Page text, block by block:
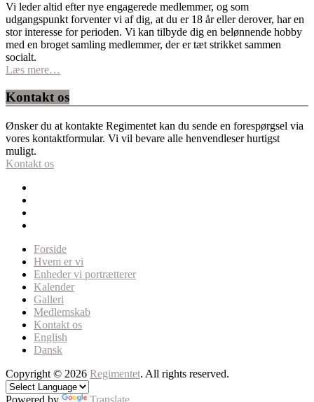
Vi leder altid efter nye engagerede medlemmer, og som
udgangspunkt forventer vi af dig, at du er 18 år eller derover, har en
stor interesse for perioden. Vi kan tilbyde dig en belønnende hobby
med en broget samling medlemmer, der er tæt strikket sammen
socialt.
Læs mere…
Kontakt os
Ønsker du at kontakte Regimentet kan du sende en forespørgsel via
vores kontaktformular. Vi vil bevare alle henvendleser hurtigst
muligt.
Kontakt os
Forside
Hvem er vi
Enheder vi portrætterer
Kalender
Galleri
Medlemskab
Kontakt os
English
Dansk
Copyright © 2026 Regimentet. All rights reserved.
Powered by Translate